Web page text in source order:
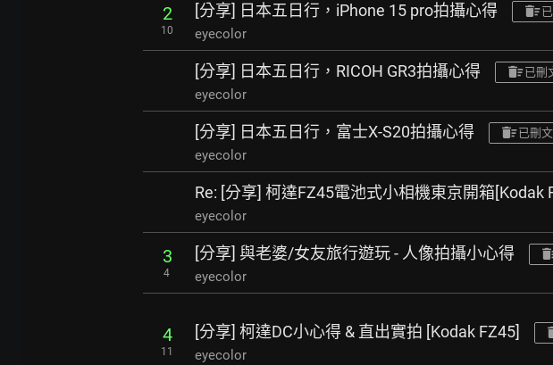
2
10
[分享] 日本五日行，iPhone 15 pro拍攝心得
eyecolor
[分享] 日本五日行，RICOH GR3拍攝心得 已刪
eyecolor
[分享] 日本五日行，富士X-S20拍攝心得 已刪文
eyecolor
Re: [分享] 柯達FZ45電池式小相機東京開箱[Kodak
eyecolor
3
4
[分享] 與老婆/女友旅行遊玩 - 人像拍攝小心得
eyecolor
4
11
[分享] 柯達DC小心得 & 直出實拍 [Kodak FZ45]
eyecolor